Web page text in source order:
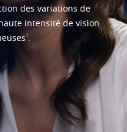
s'adaptent à la lumière
verres du quoitidien
des variations de
intensité de vision
1 .